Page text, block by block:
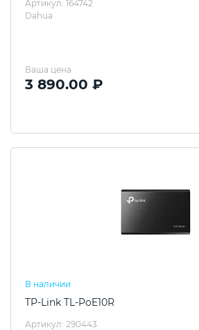
Артикул: 164742
Dahua
Ваша цена
3 890.00 ₽
В наличии
TP-Link TL-PoE10R
Артикул: 290443